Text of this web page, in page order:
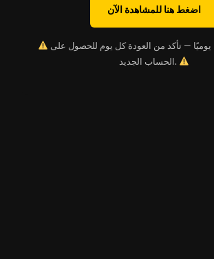
اضغط هنا للمشاهدة الآن
الحساب الجديد.